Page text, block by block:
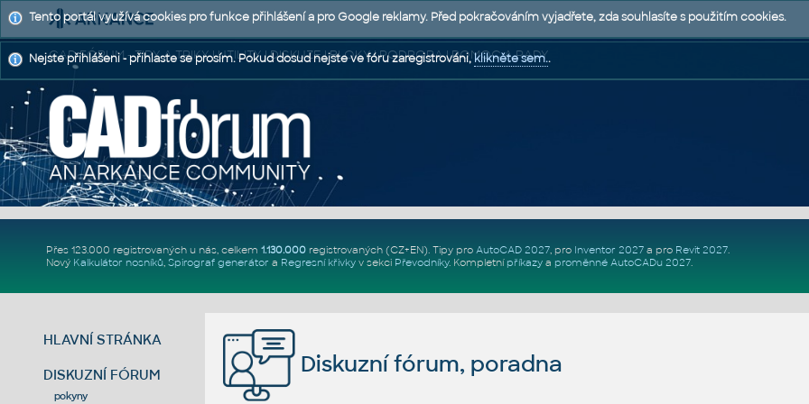
CAD FÓRUM - TIPY A TRIKY | UTILITY | DISKUZE | BLOKY | PODPORA | POMOC A RADY
Přes 123.000 registrovaných u nás, celkem 1.130.000registrovaných (CZ+EN). Tipy pro AutoCAD 2027, pro Inventor 2027a pro Revit 2027.
Nový Kalkulátor nosníků, Spirograf generátor a Regresní křivkyv sekci Převodníky. Kompletní příkazya proměnné AutoCADu 2027.
HLAVNÍ STRÁNKA
DISKUZNÍ FÓRUM
pokyny
Diskuzní fórum, poradna
Tento portál využívá cookies pro funkce přihlášení a pro Google reklamy. Před pokračováním vyjadřete, zda souhlasíte s použitím cookies.
Nejste přihlášeni - přihlaste se prosím. Pokud dosud nejste ve fóru zaregistrováni,klikněte sem..